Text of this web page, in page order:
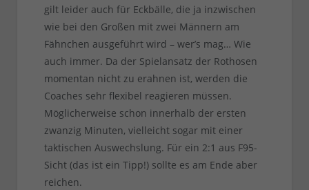
gilt leider auch für Eckbälle, die ja inzwischen
wie bei den Großen mit zwei Männern am
Fähnchen ausgeführt wird – wer’s mag… Wie
auch immer. Da der Spielansatz der Rothosen
momentan nicht zu erahnen ist, werden die
Coaches sehr flexibel reagieren müssen.
Möglicherweise schon innerhalb der ersten
zwanzig Minuten, vielleicht sogar mit einer
taktischen Auswechslung. Für ein 2:1 aus F95-
Sicht (das ist ein Tipp!) sollte es am Ende aber
reichen.